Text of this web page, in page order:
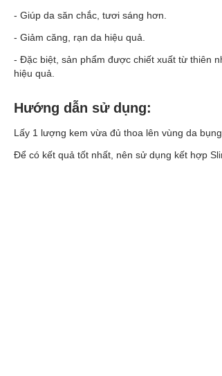
- Giúp da săn chắc, tươi sáng hơn.
- Giảm căng, rạn da hiệu quả.
- Đặc biệt, sản phẩm được chiết xuất từ thiên
hiệu quả.
Hướng dẫn sử dụng:
Lấy 1 lượng kem vừa đủ thoa lên vùng da
Để có kết quả tốt nhất, nên sử dụng kết hợp